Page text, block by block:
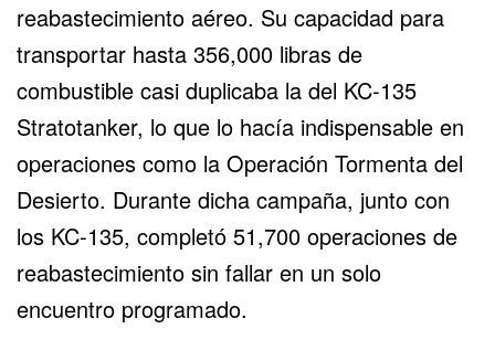
reabastecimiento aéreo. Su capacidad para
transportar hasta 356,000 libras de
combustible casi duplicaba la del KC-135
Stratotanker, lo que lo hacía indispensable en
operaciones como la Operación Tormenta del
Desierto. Durante dicha campaña, junto con
los KC-135, completó 51,700 operaciones de
reabastecimiento sin fallar en un solo
encuentro programado.